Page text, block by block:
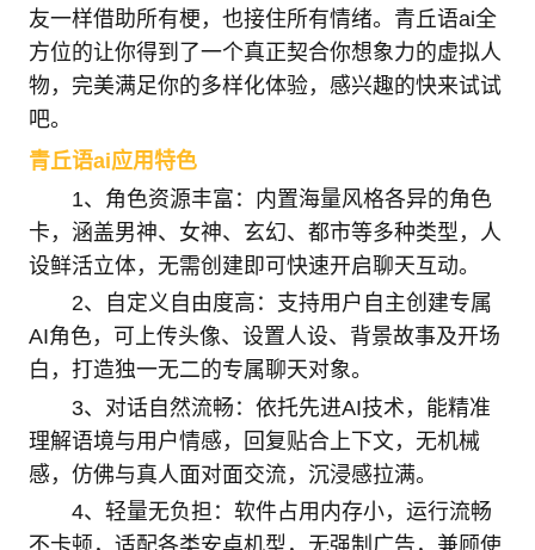
友一样借助所有梗，也接住所有情绪。青丘语ai全
方位的让你得到了一个真正契合你想象力的虚拟人
物，完美满足你的多样化体验，感兴趣的快来试试
吧。
青丘语ai应用特色
1、角色资源丰富：内置海量风格各异的角色
卡，涵盖男神、女神、玄幻、都市等多种类型，人
设鲜活立体，无需创建即可快速开启聊天互动。
2、自定义自由度高：支持用户自主创建专属
AI角色，可上传头像、设置人设、背景故事及开场
白，打造独一无二的专属聊天对象。
3、对话自然流畅：依托先进AI技术，能精准
理解语境与用户情感，回复贴合上下文，无机械
感，仿佛与真人面对面交流，沉浸感拉满。
4、轻量无负担：软件占用内存小，运行流畅